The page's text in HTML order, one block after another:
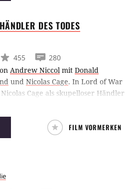
DESTODES
455
280
Andrew Niccol mit Donald
und Nicolas Cage. In Lord of War
Cage als skupelloser Händler
Interpol-Agent das Handwerk
FILM VORMERKEN